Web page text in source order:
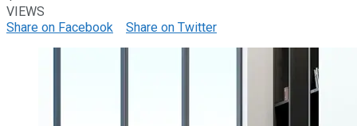
VIEWS
Share on Facebook
Share on Twitter